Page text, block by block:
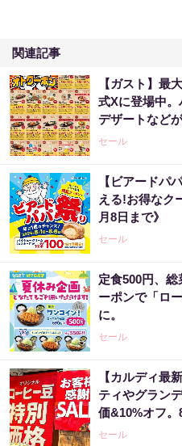
関連記事
【ガスト】最
式Xに登場中。
デザートなど
セール
【ビアードパ
える!お得なク
月8日まで》
セール
定食500円、
ーポンで「ロ
に。
セール
【カルディ最
ティやグラン
価&10%オフ
セール